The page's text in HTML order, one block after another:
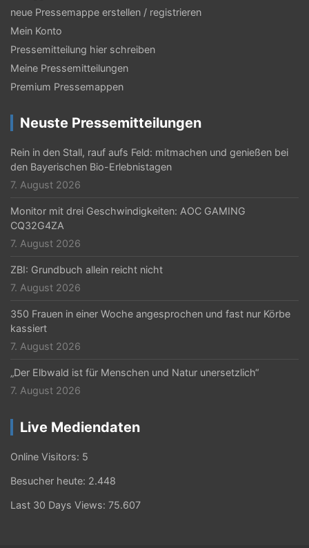
neue Pressemappe erstellen / registrieren
Mein Konto
Pressemitteilung hier schreiben
Meine Pressemitteilungen
Premium Pressemappen
Neuste Pressemitteilungen
Rein in den Stall, rauf aufs Feld: mitmachen und genießen bei
den Bayerischen Bio-Erlebnistagen
7. August 2026
Monitor mit drei Geschwindigkeiten: AOC GAMING
CQ32G4ZA
7. August 2026
ZBI: Grundbuch allein reicht nicht
7. August 2026
350 Frauen in einer Woche angesprochen und fast nur Körbe
kassiert
7. August 2026
„Der Elbwald ist für Menschen und Natur unersetzlich“
7. August 2026
Live Mediendaten
Online Visitors: 5
Besucher heute: 2.448
Last 30 Days Views: 75.607